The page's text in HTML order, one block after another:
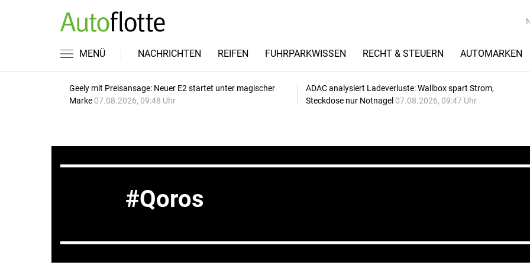
MENÜ NACHRICHTEN REIFEN FUHRPARKWISSEN RECHT & STEUERN AUTOMARKEN
Geely mit Preisansage: Neuer E2 startet unter magischer
Marke 07.08.2026, 09:48 Uhr
ADAC analysiert Ladeverluste: Wallbox spart Strom,
Steckdose nur Notnagel 07.08.2026, 09:47 Uhr
Qoros